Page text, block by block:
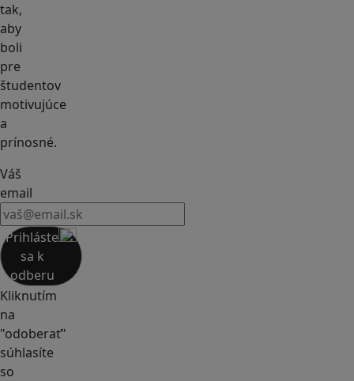
tak,
aby
boli
pre
študentov
motivujúce
a
prínosné.
Váš
email
Prihláste
sa k
odberu
Kliknutím
na
"odoberať"
súhlasíte
so